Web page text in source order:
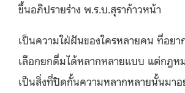
ขึ้นอภิปรายร่าง พ.ร.บ.สุราก้าวหน้า
เป็นความใฝ่ฝันของใครหลายคน ที่อยา
เลือกยกดื่มได้หลากหลายแบบ แต่กฎห
เป็นสิ่งที่ปิดกั้นความหลากหลายนั้นมาอ